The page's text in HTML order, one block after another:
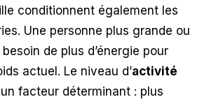
conditionnent également les
Une personne plus grande ou
de plus d’énergie pour
actuel. Le niveau d’activité
facteur déterminant : plus